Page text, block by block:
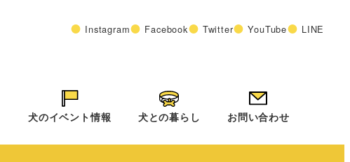
Instagram Facebook Twitter YouTube LINE
犬のイベント情報 犬との暮らし お問い合わせ